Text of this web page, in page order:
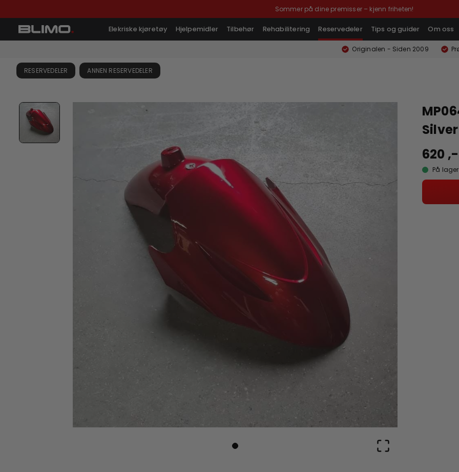
Sommer på dine premisser – kjenn friheten!
Elekriske kjøretøy Hjelpemidler Tilbehør Rehabilitering Reservedeler Tips og guider Om oss
Originalen - Siden 2009
RESERVEDELER ANNEN RESERVEDELER
Silver
620 ,-
På lager